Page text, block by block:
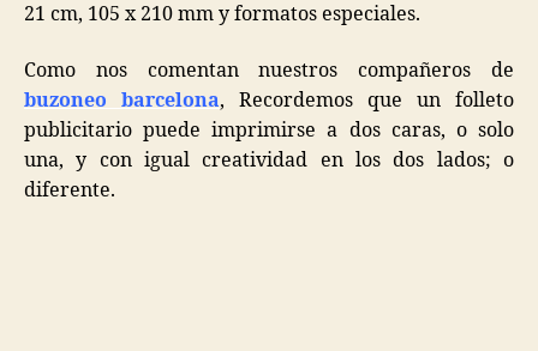
21 cm, 105 x 210 mm y formatos especiales.
Como nos comentan nuestros compañeros de
buzoneo barcelona, Recordemos que un folleto
publicitario puede imprimirse a dos caras, o solo
una, y con igual creatividad en los dos lados; o
diferente.